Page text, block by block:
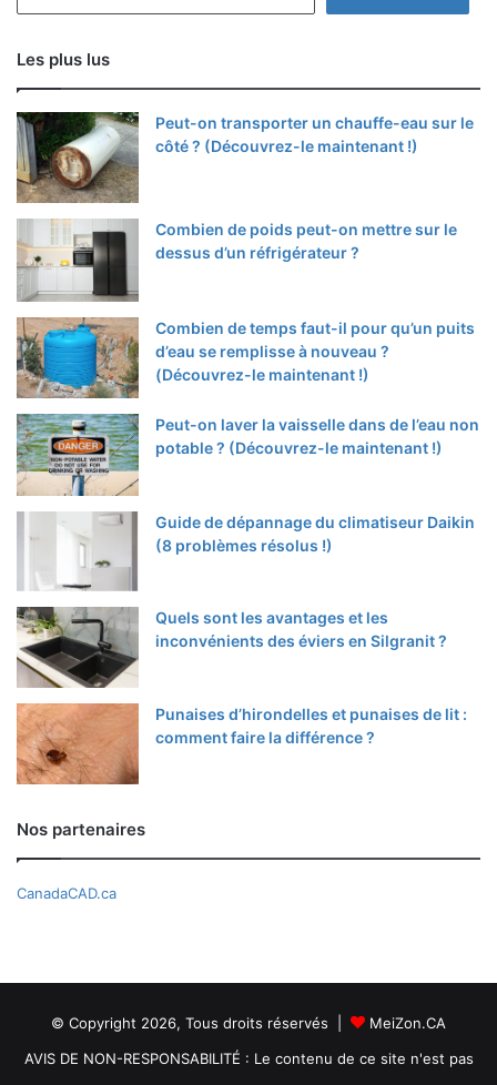
Les plus lus
Peut-on transporter un chauffe-eau sur le
côté ? (Découvrez-le maintenant !)
Combien de poids peut-on mettre sur le
dessus d’un réfrigérateur ?
Combien de temps faut-il pour qu’un puits
d’eau se remplisse à nouveau ?
(Découvrez-le maintenant !)
Peut-on laver la vaisselle dans de l’eau non
potable ? (Découvrez-le maintenant !)
Guide de dépannage du climatiseur Daikin
(8 problèmes résolus !)
Quels sont les avantages et les
inconvénients des éviers en Silgranit ?
Punaises d’hirondelles et punaises de lit :
comment faire la différence ?
Nos partenaires
CanadaCAD.ca
© Copyright 2026, Tous droits réservés |
MeiZon.CA
AVIS DE NON-RESPONSABILITÉ : Le contenu de ce site n'est pas